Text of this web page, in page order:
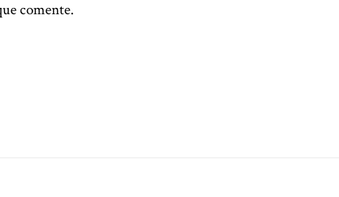
comente.